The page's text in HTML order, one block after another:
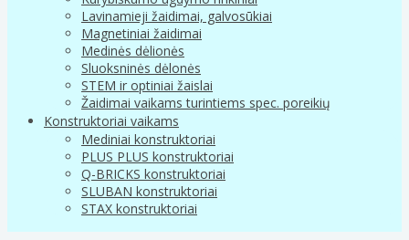
Lavinamieji žaidimai, galvosūkiai
Magnetiniai žaidimai
Medinės dėlionės
Sluoksninės dėlonės
STEM ir optiniai žaislai
Žaidimai vaikams turintiems spec. poreikių
Konstruktoriai vaikams
Mediniai konstruktoriai
PLUS PLUS konstruktoriai
Q-BRICKS konstruktoriai
SLUBAN konstruktoriai
STAX konstruktoriai